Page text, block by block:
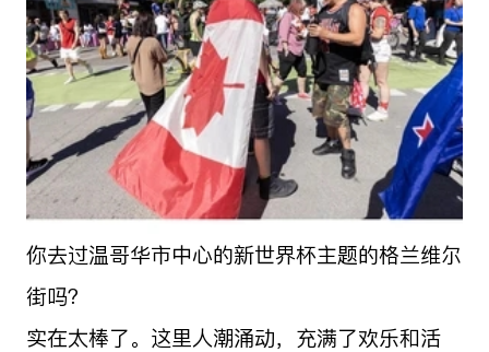
你去过温哥华市中心的新世界杯主题的格兰维尔
街吗？
实在太棒了。这里人潮涌动，充满了欢乐和活